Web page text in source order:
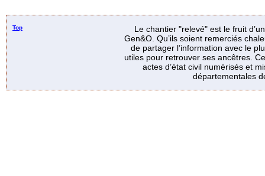
Top
Le chantier "relevé" est le fruit
Gen&O. Qu’ils soient remerciés
de partager l’information avec le
utiles pour retrouver ses ancêtres.
actes d’état civil numérisés et
départementales